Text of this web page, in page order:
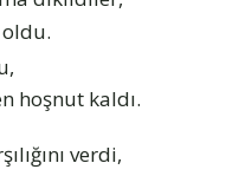
hoşnut kaldı.
verdi,